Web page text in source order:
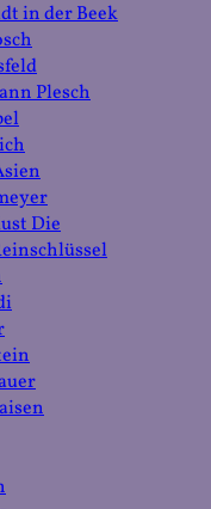
in der Beek
Plesch
Die